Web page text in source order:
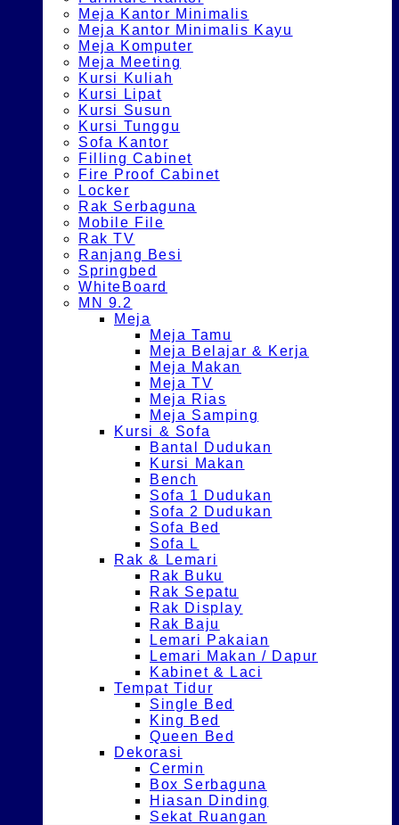
Meja Kantor Minimalis
Meja Kantor Minimalis Kayu
Meja Komputer
Meja Meeting
Kursi Kuliah
Kursi Lipat
Kursi Susun
Kursi Tunggu
Sofa Kantor
Filling Cabinet
Fire Proof Cabinet
Locker
Rak Serbaguna
Mobile File
Rak TV
Ranjang Besi
Springbed
WhiteBoard
MN 9.2
Meja
Meja Tamu
Meja Belajar & Kerja
Meja Makan
Meja TV
Meja Rias
Meja Samping
Kursi & Sofa
Bantal Dudukan
Kursi Makan
Bench
Sofa 1 Dudukan
Sofa 2 Dudukan
Sofa Bed
Sofa L
Rak & Lemari
Rak Buku
Rak Sepatu
Rak Display
Rak Baju
Lemari Pakaian
Lemari Makan / Dapur
Kabinet & Laci
Tempat Tidur
Single Bed
King Bed
Queen Bed
Dekorasi
Cermin
Box Serbaguna
Hiasan Dinding
Sekat Ruangan